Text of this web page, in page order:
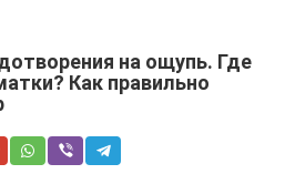
на ощупь. Где
Как правильно